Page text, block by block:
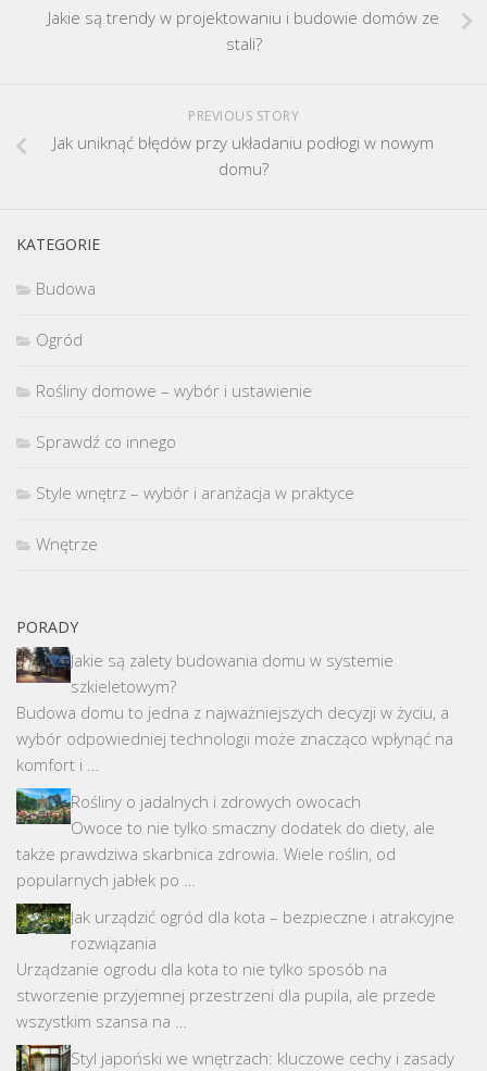
Jakie są trendy w projektowaniu i budowie domów ze
stali?
PREVIOUS STORY
Jak uniknąć błędów przy układaniu podłogi w nowym
domu?
KATEGORIE
Budowa
Ogród
Rośliny domowe – wybór i ustawienie
Sprawdź co innego
Style wnętrz – wybór i aranżacja w praktyce
Wnętrze
PORADY
Jakie są zalety budowania domu w systemie
szkieletowym?
Budowa domu to jedna z najważniejszych decyzji w życiu, a
wybór odpowiedniej technologii może znacząco wpłynąć na
komfort i …
Rośliny o jadalnych i zdrowych owocach
Owoce to nie tylko smaczny dodatek do diety, ale
także prawdziwa skarbnica zdrowia. Wiele roślin, od
popularnych jabłek po …
Jak urządzić ogród dla kota – bezpieczne i atrakcyjne
rozwiązania
Urządzanie ogrodu dla kota to nie tylko sposób na
stworzenie przyjemnej przestrzeni dla pupila, ale przede
wszystkim szansa na …
Styl japoński we wnętrzach: kluczowe cechy i zasady